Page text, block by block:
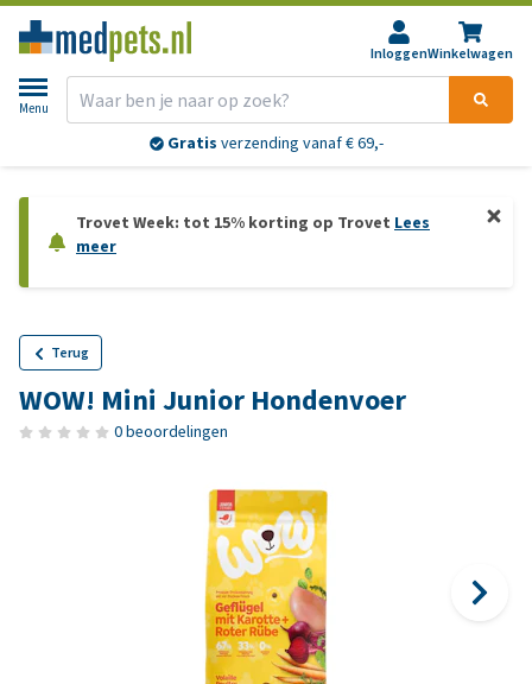
InloggenWinkelwagen
Menu
Gratis verzending vanaf € 69,-
Trovet Week: tot 15% korting op Trovet Lees
meer
Terug
WOW! Mini Junior Hondenvoer
0 beoordelingen